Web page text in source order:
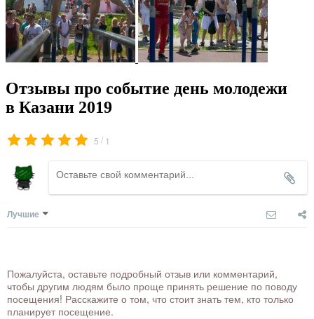
Отзывы про событие день молодежи
в Казани 2019
5 / 1
Лучшие
Пожалуйста, оставьте подробный отзыв или комментарий,
чтобы другим людям было проще принять решение по поводу
посещения! Расскажите о том, что стоит знать тем, кто только
планирует посещение.